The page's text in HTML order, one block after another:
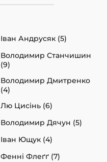
Іван Андрусяк (5)
Володимир Станчишин
(9)
Володимир Дмитренко
(4)
Лю Цисінь (6)
Володимир Дячун (5)
Іван Ющук (4)
Фенні Флеґґ (7)